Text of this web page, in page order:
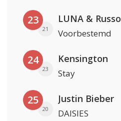
23
21
LUNA & Russo
Voorbestemd
24
23
Kensington
Stay
25
20
Justin Bieber
DAISIES